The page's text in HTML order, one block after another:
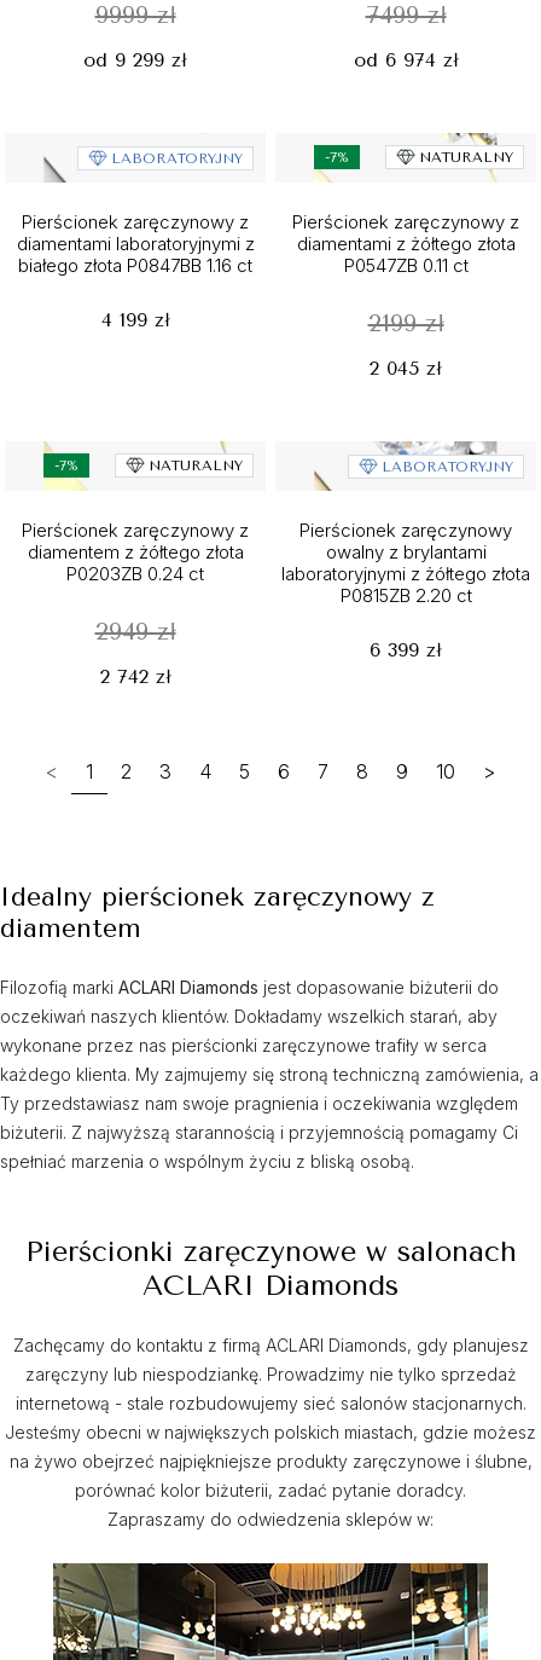
9999 zł
od 9 299 zł
7499 zł
od 6 974 zł
LABORATORYJNY
Pierścionek zaręczynowy z
diamentami laboratoryjnymi z
białego złota P0847BB 1.16 ct
4 199 zł
-7% NATURALNY
Pierścionek zaręczynowy z
diamentami z żółtego złota
P0547ZB 0.11 ct
2199 zł
2 045 zł
-7% NATURALNY
Pierścionek zaręczynowy z
diamentem z żółtego złota
P0203ZB 0.24 ct
2949 zł
2 742 zł
LABORATORYJNY
Pierścionek zaręczynowy
owalny z brylantami
laboratoryjnymi z żółtego złota
P0815ZB 2.20 ct
6 399 zł
< 1 2 3 4 5 6 7 8 9 10 >
Idealny pierścionek zaręczynowy z
diamentem
Filozofią marki ACLARI Diamonds jest dopasowanie biżuterii do
oczekiwań naszych klientów. Dokładamy wszelkich starań, aby
wykonane przez nas pierścionki zaręczynowe trafiły w serca
każdego klienta. My zajmujemy się stroną techniczną zamówienia, a
Ty przedstawiasz nam swoje pragnienia i oczekiwania względem
biżuterii. Z najwyższą starannością i przyjemnością pomagamy Ci
spełniać marzenia o wspólnym życiu z bliską osobą.
Pierścionki zaręczynowe w salonach
ACLARI Diamonds
Zachęcamy do kontaktu z firmą ACLARI Diamonds, gdy planujesz
zaręczyny lub niespodziankę. Prowadzimy nie tylko sprzedaż
internetową - stale rozbudowujemy sieć salonów stacjonarnych.
Jesteśmy obecni w największych polskich miastach, gdzie możesz
na żywo obejrzeć najpiękniejsze produkty zaręczynowe i ślubne,
porównać kolor biżuterii, zadać pytanie doradcy.
Zapraszamy do odwiedzenia sklepów w: